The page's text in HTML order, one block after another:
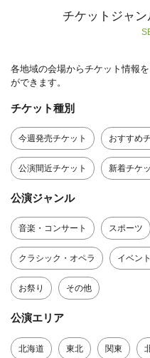
チケットジャ
各地域の会場からチケット情報
ができます。
チケット種別
今週発売チケット おすすめ
公演間近チケット 新着チケ
公演ジャンル
音楽・コンサート スポーツ
クラシック・オペラ イベン
お祭り その他
公演エリア
北海道 東北 関東